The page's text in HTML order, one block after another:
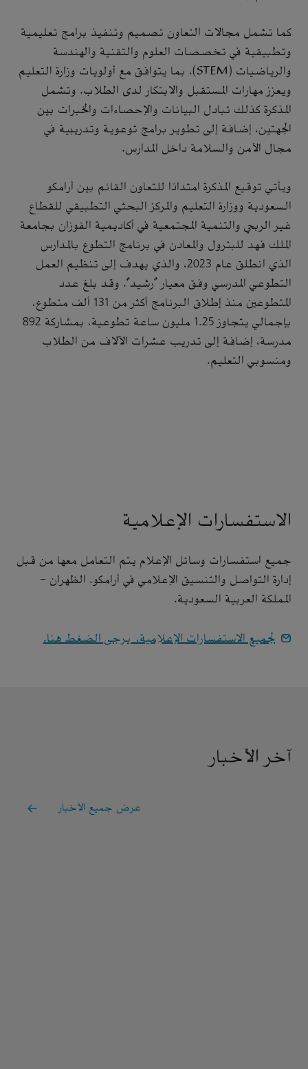
كما تشمل مجالات التعاون تصميم وتنفيذ برامج تعليمية
وتطبيقية في تخصصات العلوم والتقنية والهندسة
والرياضيات (STEM)، بما يتوافق مع أولويات وزارة التعليم
ويعزز مهارات المستقبل والابتكار لدى الطلاب. وتشمل
المذكرة كذلك تبادل البيانات والإحصاءات والخبرات بين
الجهتين، إضافة إلى تطوير برامج توعوية وتدريبية في
مجال الأمن والسلامة داخل المدارس.
ويأتي توقيع المذكرة امتدادًا للتعاون القائم بين أرامكو
السعودية ووزارة التعليم والمركز البحثي التطبيقي للقطاع
غير الربحي والتنمية المجتمعية في أكاديمية الفوزان بجامعة
الملك فهد للبترول والمعادن في برنامج التطوع بالمدارس
الذي انطلق عام 2023، والذي يهدف إلى تنظيم العمل
التطوعي المدرسي وفق معيار "رشيد". وقد بلغ عدد
المتطوعين منذ إطلاق البرنامج أكثر من 131 ألف متطوع،
بإجمالي يتجاوز 1.25 مليون ساعة تطوعية، بمشاركة 892
مدرسة، إضافة إلى تدريب عشرات الآلاف من الطلاب
ومنسوبي التعليم.
الاستفسارات الإعلامية
جميع استفسارات وسائل الإعلام يتم التعامل معها من قبل
إدارة التواصل والتنسيق الإعلامي في أرامكو. الظهران -
المملكة العربية السعودية.
لجميع الاستفسارات الإعلامية، يرجى الضغط هنا.
آخر الأخبار
عرض جميع الأخبار